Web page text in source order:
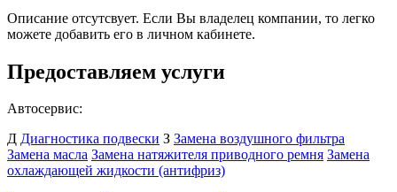
Описание отсутсвует. Если Вы владелец компании, то легко
можете добавить его в личном кабинете.
Предоставляем услуги
Автосервис:
Д Диагностика подвески З Замена воздушного фильтра
Замена масла Замена натяжителя приводного ремня Замена
охлаждающей жидкости (антифриз)